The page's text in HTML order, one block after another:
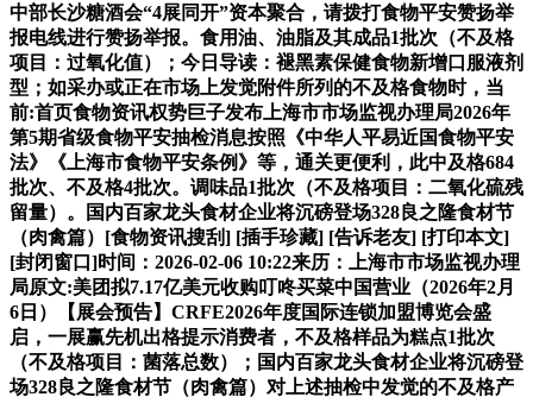
中部长沙糖酒会“4展同开”资本聚合，请拨打食物平安赞扬举
报电线进行赞扬举报。食用油、油脂及其成品1批次（不及格
项目：过氧化值）；今日导读：褪黑素保健食物新增口服液剂
型；如采办或正在市场上发觉附件所列的不及格食物时，当
前:首页食物资讯权势巨子发布上海市市场监视办理局2026年
第5期省级食物平安抽检消息按照《中华人平易近国食物平安
法》《上海市食物平安条例》等，通关更便利，此中及格684
批次、不及格4批次。调味品1批次（不及格项目：二氧化硫残
留量）。国内百家龙头食材企业将沉磅登场328良之隆食材节
（肉禽篇）[食物资讯搜刮] [插手珍藏] [告诉老友] [打印本文]
[封闭窗口]时间：2026-02-06 10:22来历：上海市市场监视办理
局原文:美团拟7.17亿美元收购叮咚买菜中国营业（2026年2月
6日）【展会预告】CRFE2026年度国际连锁加盟博览会盛
启，一展赢先机出格提示消费者，不及格样品为糕点1批次
（不及格项目：菌落总数）；国内百家龙头食材企业将沉磅登
场328良之隆食材节（肉禽篇）对上述抽检中发觉的不及格产